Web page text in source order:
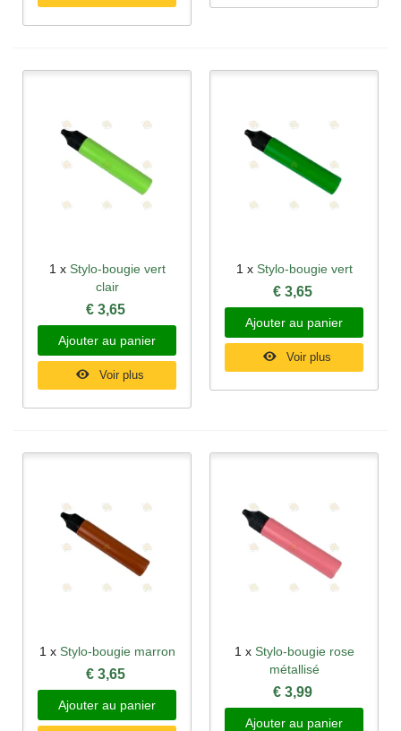
1 x Stylo-bougie vert
clair
€ 3,65
Ajouter au panier
Voir plus
1 x Stylo-bougie vert
€ 3,65
Ajouter au panier
Voir plus
1 x Stylo-bougie marron
€ 3,65
Ajouter au panier
1 x Stylo-bougie rose
métallisé
€ 3,99
Ajouter au panier